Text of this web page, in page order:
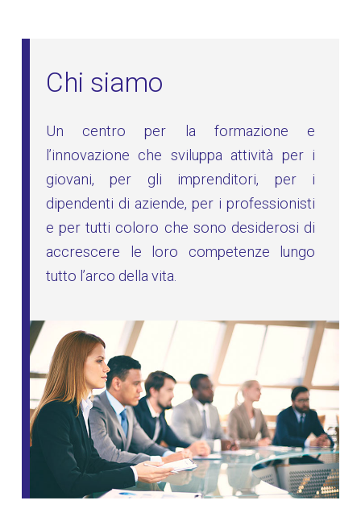
Chi siamo
Un centro per la formazione e
l’innovazione che sviluppa attività per i
giovani, per gli imprenditori, per i
dipendenti di aziende, per i professionisti
e per tutti coloro che sono desiderosi di
accrescere le loro competenze lungo
tutto l’arco della vita.